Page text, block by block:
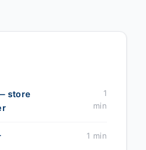
store
1
min
1 min